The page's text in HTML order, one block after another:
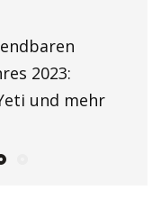
2023:
und mehr